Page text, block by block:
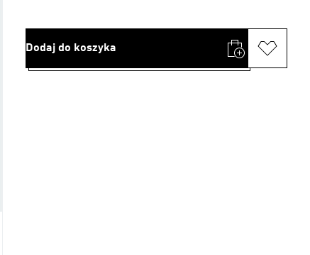
Dodaj do koszyka